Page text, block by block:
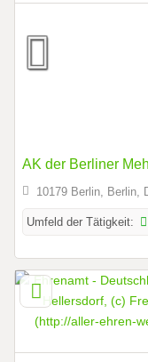
AK der Berliner
10179 Berlin, Berlin,
Umfeld der Tätigkeit: